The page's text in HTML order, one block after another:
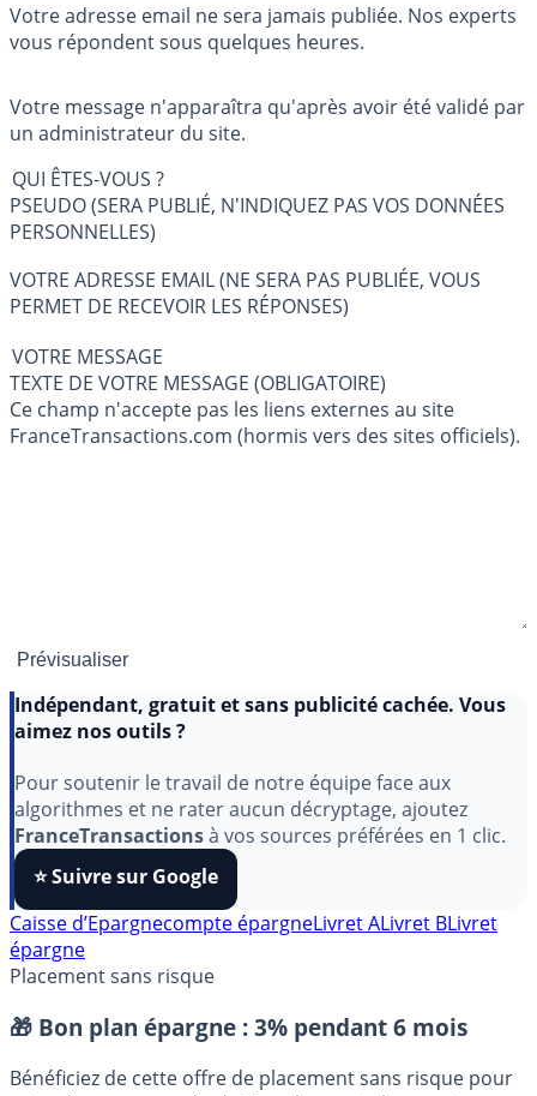
Votre adresse email ne sera jamais publiée. Nos experts
vous répondent sous quelques heures.
Votre message n'apparaîtra qu'après avoir été validé par
un administrateur du site.
QUI ÊTES-VOUS ?
PSEUDO (SERA PUBLIÉ, N'INDIQUEZ PAS VOS DONNÉES
PERSONNELLES)
VOTRE ADRESSE EMAIL (NE SERA PAS PUBLIÉE, VOUS
PERMET DE RECEVOIR LES RÉPONSES)
VOTRE MESSAGE
TEXTE DE VOTRE MESSAGE (OBLIGATOIRE)
Ce champ n'accepte pas les liens externes au site
FranceTransactions.com (hormis vers des sites officiels).
aimez nos outils ?
Pour soutenir le travail de notre équipe face aux
algorithmes et ne rater aucun décryptage, ajoutez
FranceTransactionsà vos sources préférées en 1 clic.
⭐️ Suivre sur Google
Caisse d’Epargnecompte épargne
Placement sans risque
🎁 Bon plan épargne : 3% pendant 6 mois